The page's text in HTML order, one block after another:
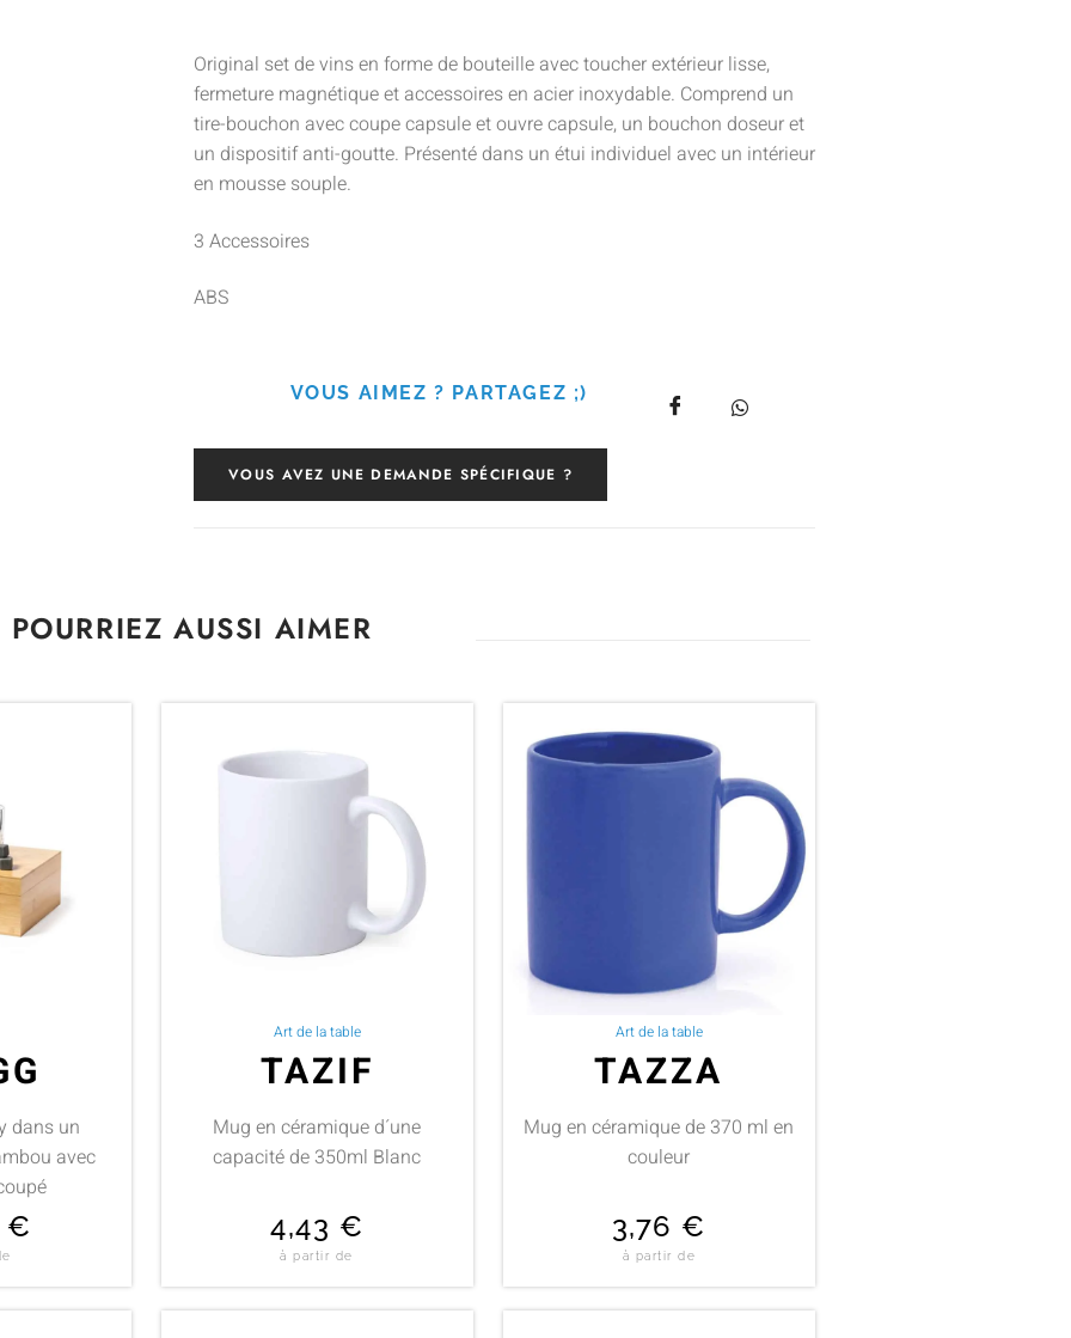
Original set de vins en forme de bouteille avec toucher extérieur lisse,
fermeture magnétique et accessoires en acier inoxydable. Comprend un
tire-bouchon avec coupe capsule et ouvre capsule, un bouchon doseur et
un dispositif anti-goutte. Présenté dans un étui individuel avec un intérieur
en mousse souple.
3 Accessoires
ABS
VOUS AIMEZ ? PARTAGEZ ;)
VOUS AVEZ UNE DEMANDE SPÉCIFIQUE ?
AUSSI AIMER
dans un
avec
€
Art de la table
TAZIF
Mug en céramique d´une
capacité de 350ml Blanc
4,43 €
à partir de
Art de la table
TAZZA
Mug en céramique de 370 ml en
couleur
3,76 €
à partir de